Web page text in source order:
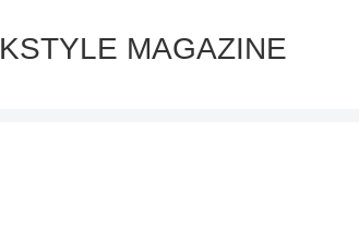
KSTYLE MAGAZINE